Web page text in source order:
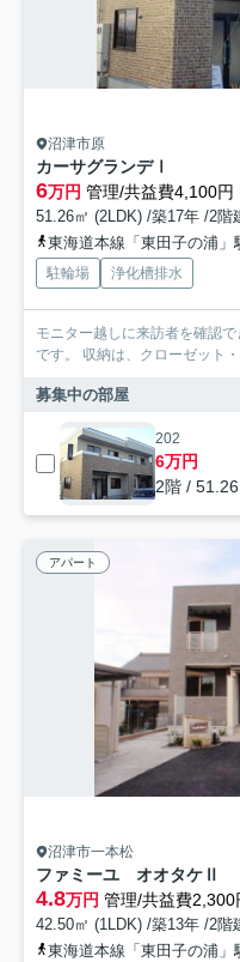
沼津市原
カーサグランデⅠ
6万円 管理/共益費4,100円
51.26㎡ (2LDK) /築17年 /2階
東海道本線「東田子の浦」
駐輪場 浄化槽排水
モニター越しに来訪者を確認
です。 収納は、クローゼット
募集中の部屋
202
6万円
2階 /
アパート
沼津市一本松
ファミーユ オオタケⅡ
4.8万円 管理/共益費2,300
42.50㎡ (1LDK) /築13年 /2階
東海道本線「東田子の浦」